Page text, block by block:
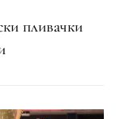
пливачки